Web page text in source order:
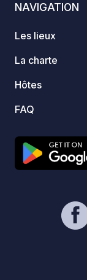
NAVIGATION
Les lieux
La charte
Hôtes
FAQ